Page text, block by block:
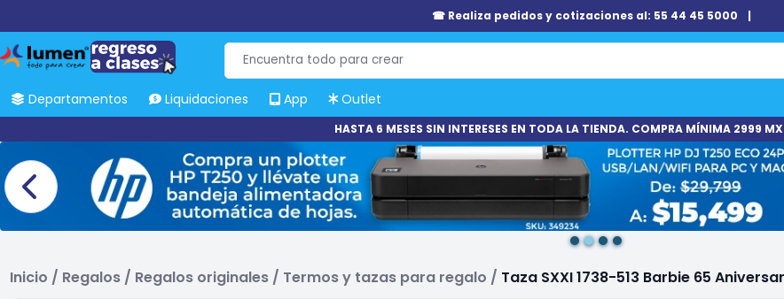
☎ Realiza pedidos y cotizaciones al: 55 44 45 5000 |
Departamentos Liquidaciones App Outlet
HASTA 6 MESES SIN INTERESES EN TODA LA TIENDA. COMPRA MÍNIMA 2999
Inicio / Regalos / Regalos originales / Termos y tazas para regalo / Taza SXXI 1738-513 Barbie 65